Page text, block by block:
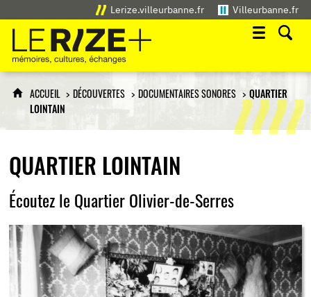
Lerize.villeurbanne.fr Villeurbanne.fr
Le Rize+
mémoires, cultures, échanges
ACCUEIL DÉCOUVERTES DOCUMENTAIRES SONORES
QUARTIER
LOINTAIN
QUARTIER LOINTAIN
Écoutez le Quartier Olivier-de-Serres